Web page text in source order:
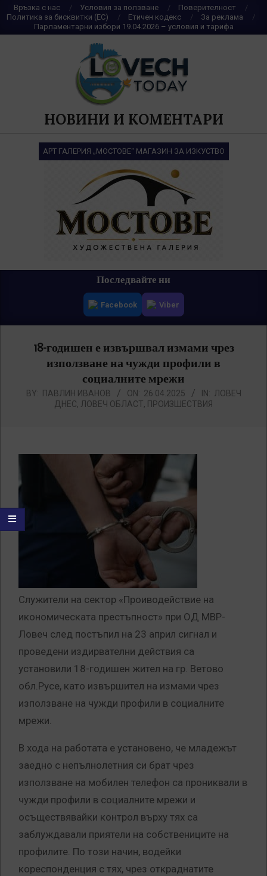
Skip
to
content
Връзка с нас Условия за ползване
Поверителност
Политика за бисквитки (ЕС)
Етичен кодекс
За реклама
Парламентарни избори 19.04.2026 – условия и тарифа
НОВИНИ И КОМЕНТАРИ
АРТ ГАЛЕРИЯ „МОСТОВЕ“ МАГАЗИН ЗА ИЗКУСТВО
Последвайте ни
Facebook Viber
18-годишен е извършвал измами чрез
използване на чужди профили в
социалните мрежи
BY: ПАВЛИН ИВАНОВ ON: 26.04.2025 IN: ЛОВЕЧ
ДНЕС, ЛОВЕЧ ОБЛАСТ, ПРОИЗШЕСТВИЯ
Служители на сектор «Проиводействие на
икономическата престъпност» при ОД МВР-
Ловеч след постъпил на 23 април сигнал и
проведени издирвателни действия са
установили 18-годишен жител на гр. Ветово
обл.Русе, като извършител на измами чрез
използване на чужди профили в социалните
мрежи.
В хода на работата е установено, че младежът
заедно с непълнолетния си брат чрез
използване на мобилен телефон са прониквали в
чужди профили в социалните мрежи и
осъществявайки контрол върху тях са
заблуждавали приятели на собствениците на
профилите. По този начин, водейки
кореспонденция с тях, чрез откраднатите